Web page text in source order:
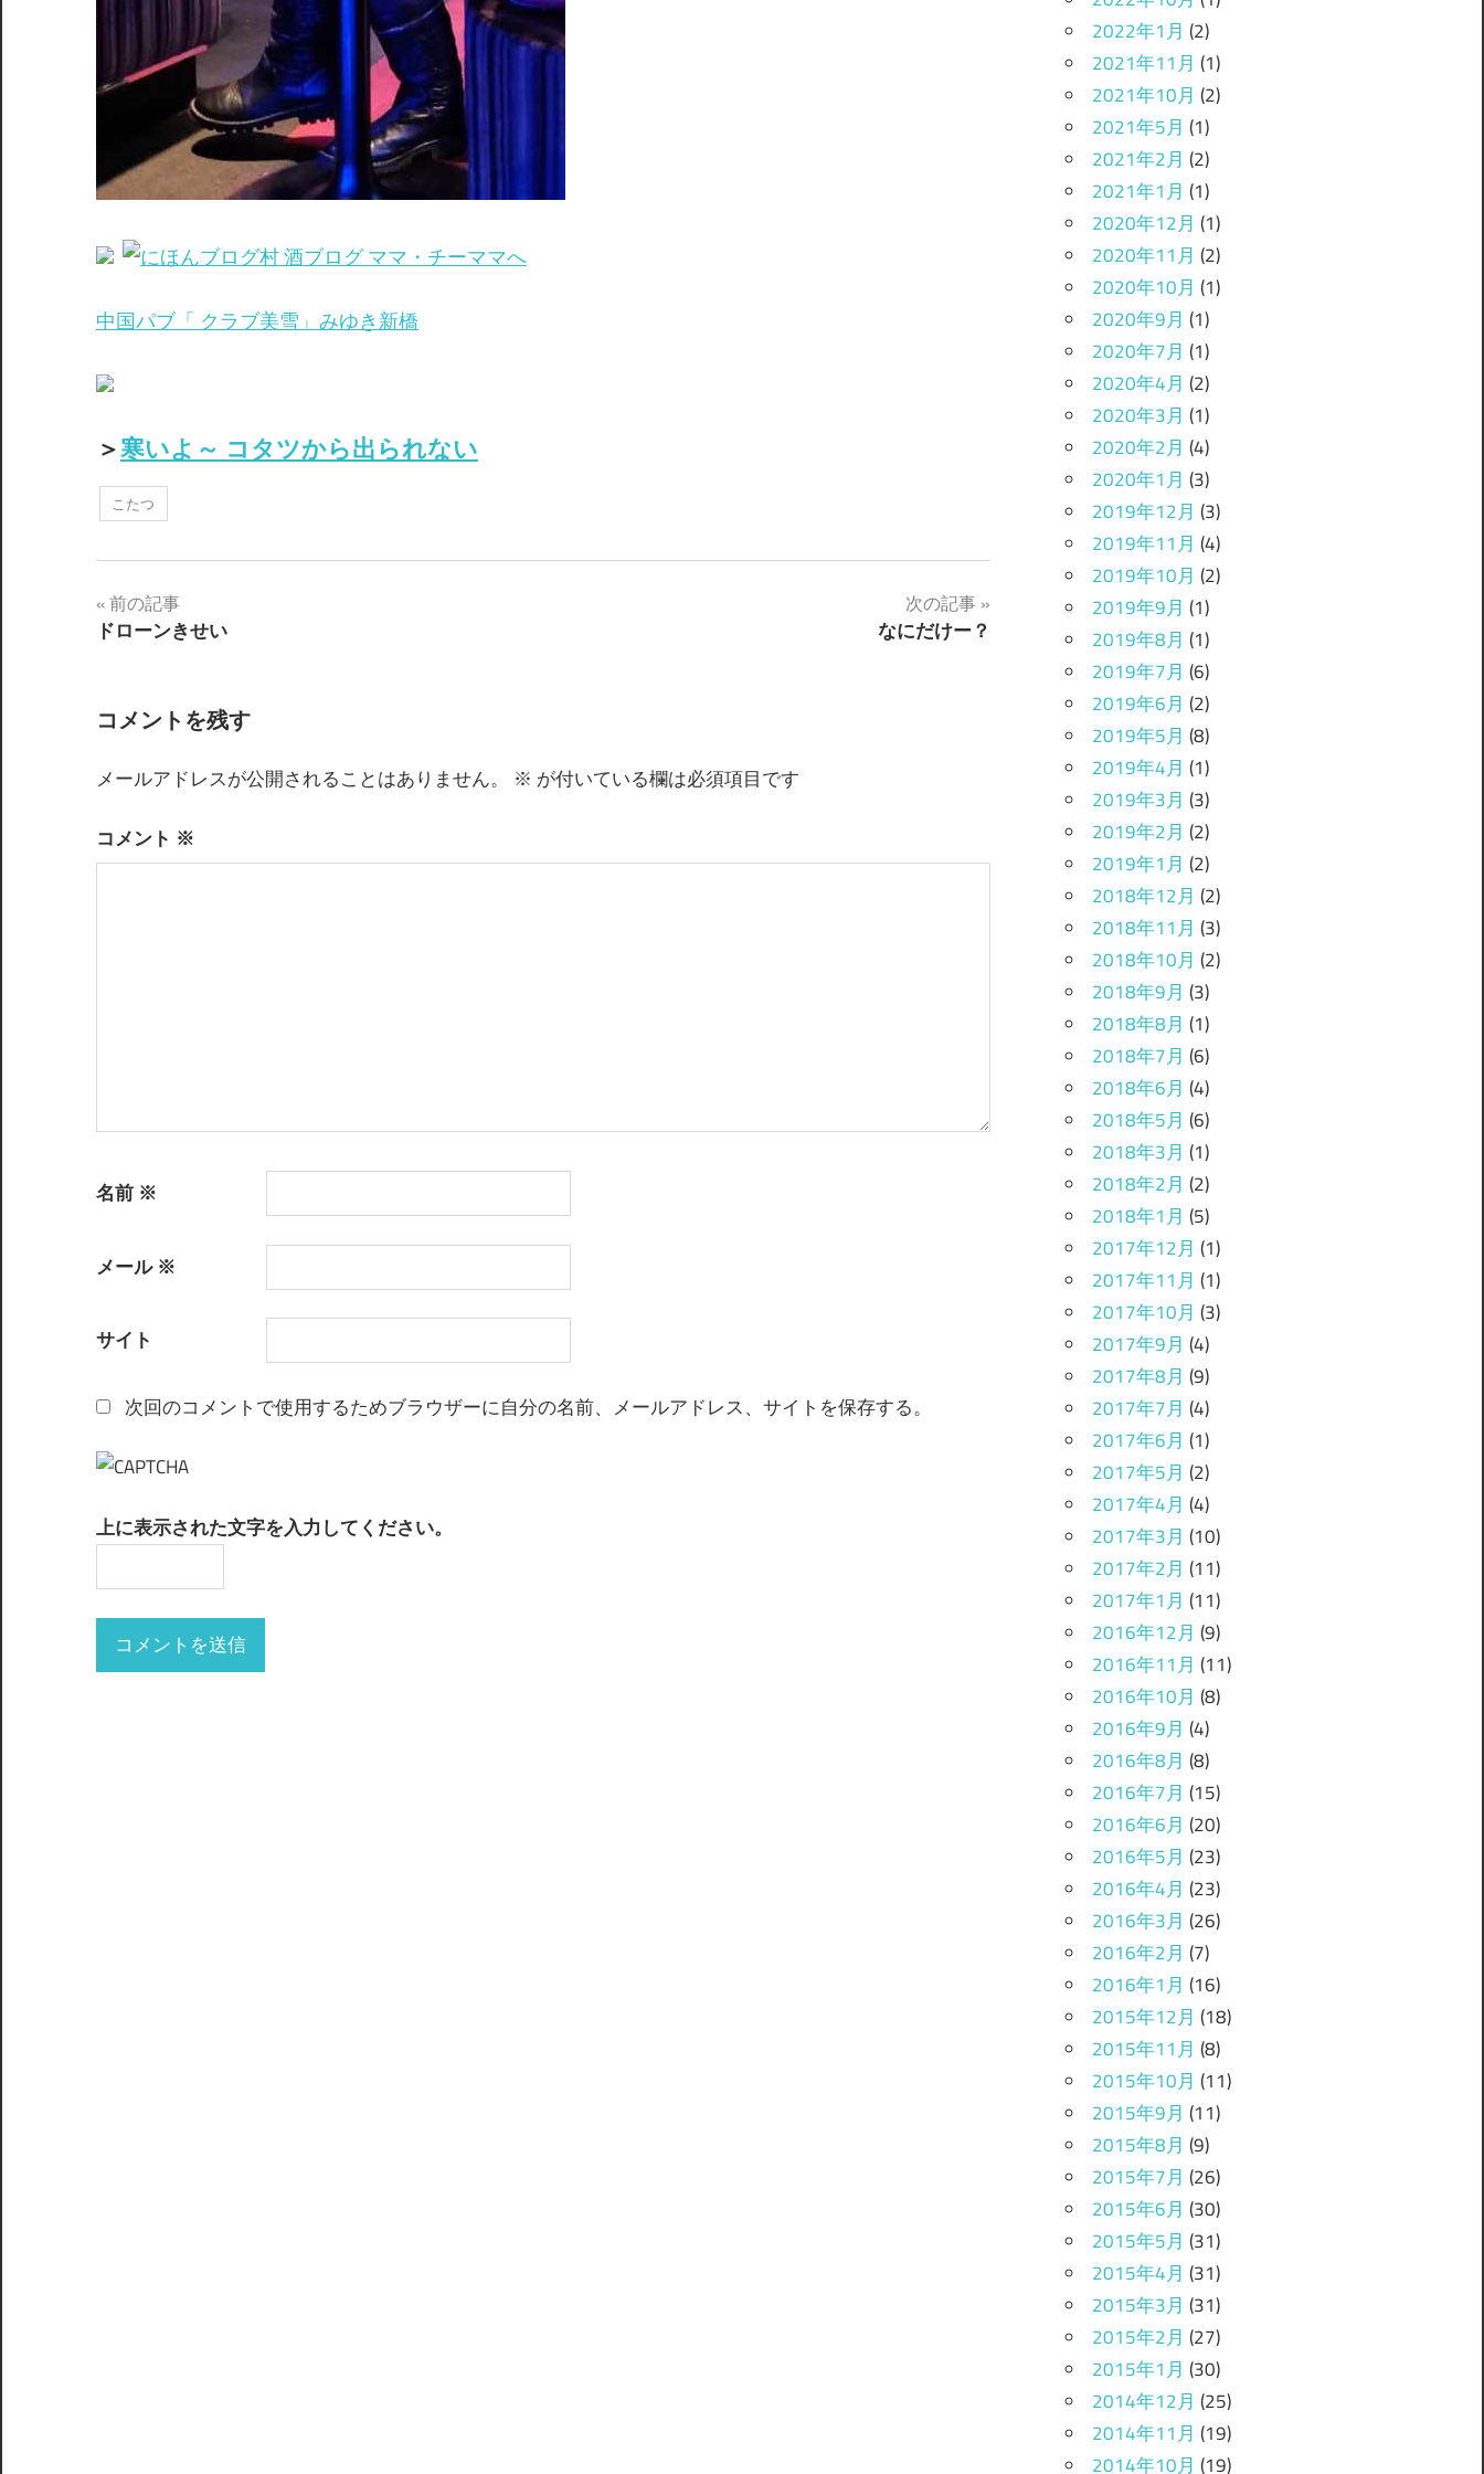
中国パブ「 クラブ美雪」みゆき新橋
＞寒いよ～ コタツから出られない
こたつ
投
ナ
ビ
ー
前の記事
ドローンきせい
次の記事
なにだけー？
コメントを残す
メールアドレスが公開されることはありません。 ※ が付いている欄は必須項目です
コメント ※
名前 ※
メール※
サイト
次回のコメントで使用するためブラウザーに自分の名前、メールアドレス、サイトを保存する。
上に表示された文字を入力してください。
2022年1月 (2)
2021年11月 (1)
2021年10月 (2)
2021年5月 (1)
2021年2月 (2)
2021年1月 (1)
2020年12月 (1)
2020年11月 (2)
2020年10月 (1)
2020年9月 (1)
2020年7月 (1)
2020年4月 (2)
2020年3月 (1)
2020年2月 (4)
2020年1月 (3)
2019年12月 (3)
2019年11月 (4)
2019年10月 (2)
2019年9月 (1)
2019年8月 (1)
2019年7月 (6)
2019年6月 (2)
2019年5月 (8)
2019年4月 (1)
2019年3月 (3)
2019年2月 (2)
2019年1月 (2)
2018年12月 (2)
2018年11月 (3)
2018年10月 (2)
2018年9月 (3)
2018年8月 (1)
2018年7月 (6)
2018年6月 (4)
2018年5月 (6)
2018年3月 (1)
2018年2月 (2)
2018年1月 (5)
2017年12月 (1)
2017年11月 (1)
2017年10月 (3)
2017年9月 (4)
2017年8月 (9)
2017年7月 (4)
2017年6月 (1)
2017年5月 (2)
2017年4月 (4)
2017年3月 (10)
2017年2月 (11)
2017年1月 (11)
2016年12月 (9)
2016年11月 (11)
2016年10月 (8)
2016年9月 (4)
2016年8月 (8)
2016年7月 (15)
2016年6月 (20)
2016年5月 (23)
2016年4月 (23)
2016年3月 (26)
2016年2月 (7)
2016年1月 (16)
2015年12月 (18)
2015年11月 (8)
2015年10月 (11)
2015年9月 (11)
2015年8月 (9)
2015年7月 (26)
2015年6月 (30)
2015年5月 (31)
2015年4月 (31)
2015年3月 (31)
2015年2月 (27)
2015年1月 (30)
2014年12月 (25)
2014年11月 (19)
2014年10月 (19)